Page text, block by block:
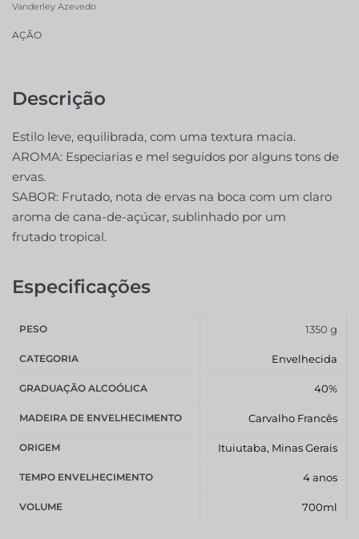
Vanderley Azevedo
AÇÃO
Descrição
Estilo leve, equilibrada, com uma textura macia.
AROMA: Especiarias e mel seguidos por alguns tons de
ervas.
SABOR: Frutado, nota de ervas na boca com um claro
aroma de cana-de-açúcar, sublinhado por um
frutado tropical.
Especificações
PESO 1350 g
CATEGORIA Envelhecida
GRADUAÇÃO ALCOÓLICA 40%
MADEIRA DE ENVELHECIMENTO Carvalho Francês
ORIGEM Ituiutaba, Minas Gerais
TEMPO ENVELHECIMENTO 4 anos
VOLUME 700ml